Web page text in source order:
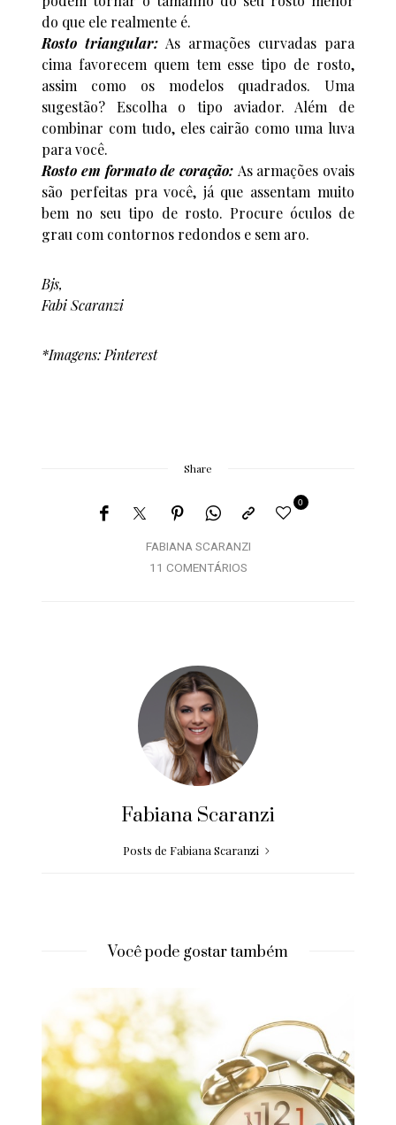
do que ele realmente é.
Rosto triangular: As armações curvadas para
cima favorecem quem tem esse tipo de rosto,
assim como os modelos quadrados. Uma
sugestão? Escolha o tipo aviador. Além de
combinar com tudo, eles cairão como uma luva
para você.
Rosto em formato de coração: As armações ovais
são perfeitas pra você, já que assentam muito
bem no seu tipo de rosto. Procure óculos de
grau com contornos redondos e sem aro.
Bjs,
Fabi Scaranzi
*Imagens: Pinterest
Share
FABIANA SCARANZI
0
11 COMENTÁRIOS
Fabiana Scaranzi
Posts de Fabiana Scaranzi
Você pode gostar também